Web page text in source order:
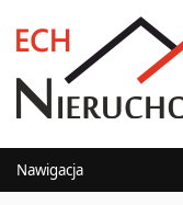
Nawigacja